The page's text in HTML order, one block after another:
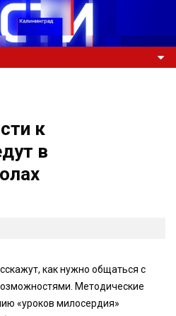
к
в
как нужно общаться с
Методические
«уроков милосердия»